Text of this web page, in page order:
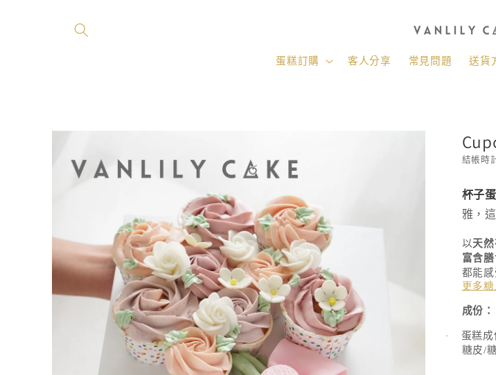
蛋糕訂購 客人分享 常見問題 送貨
結帳時
存
貨
單
(SKU):
杯子
雅，
以天
富含
都能
更多
成份：
·
蛋糕
糖皮/